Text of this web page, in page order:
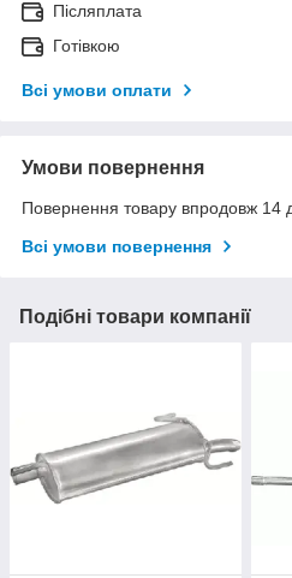
Післяплата
Готівкою
Всі умови оплати
Умови повернення
Повернення товару впродовж 14
Всі умови повернення
Подібні товари компанії